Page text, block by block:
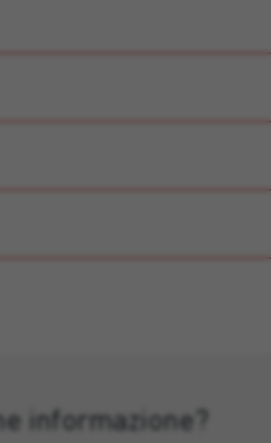
informazione?